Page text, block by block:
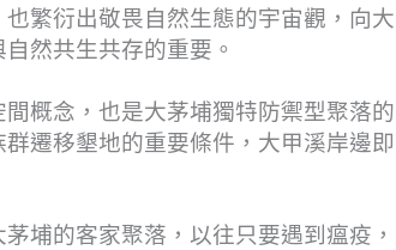
繁衍出敬畏⾃然⽣態的宇宙觀，向⼤
然共⽣共存的重要。
概念，也是大茅埔獨特防禦型聚落的
遷移墾地的重要條件，⼤甲溪岸邊即
埔的客家聚落，以往只要遇到瘟疫，